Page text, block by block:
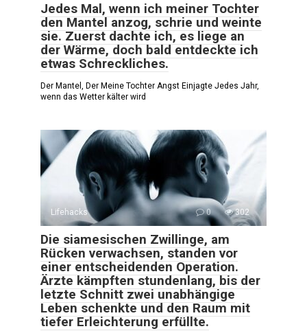
Jedes Mal, wenn ich meiner Tochter
den Mantel anzog, schrie und weinte
sie. Zuerst dachte ich, es liege an
der Wärme, doch bald entdeckte ich
etwas Schreckliches.
Der Mantel, Der Meine Tochter Angst Einjagte Jedes Jahr,
wenn das Wetter kälter wird
Lifehacks 0 302
Die siamesischen Zwillinge, am
Rücken verwachsen, standen vor
einer entscheidenden Operation.
Ärzte kämpften stundenlang, bis der
letzte Schnitt zwei unabhängige
Leben schenkte und den Raum mit
tiefer Erleichterung erfüllte.